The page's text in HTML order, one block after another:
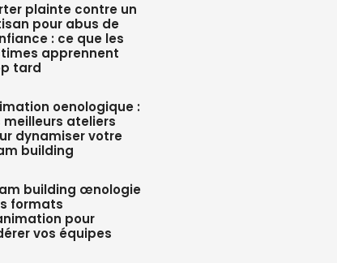
plainte contre un
pour abus de
: ce que les
apprennent
tard
oenologique :
meilleurs ateliers
dynamiser votre
building
building œnologie
formats
pour
vos équipes